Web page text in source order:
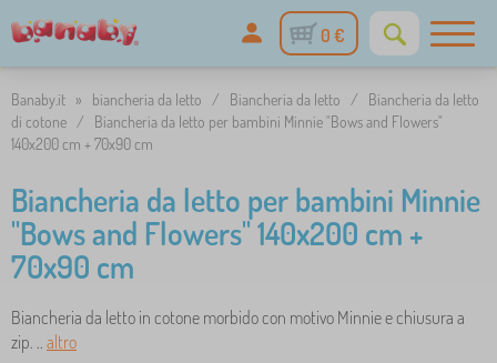
0 €
Banaby.it » biancheria da letto / Biancheria da letto /
Biancheria da letto
di cotone /
Biancheria da letto per bambini Minnie "Bows and Flowers"
140x200 cm + 70x90 cm
Biancheria da letto per bambini Minnie
"Bows and Flowers" 140x200 cm +
70x90 cm
Biancheria da letto in cotone morbido con motivo Minnie e chiusura a
zip. .. altro